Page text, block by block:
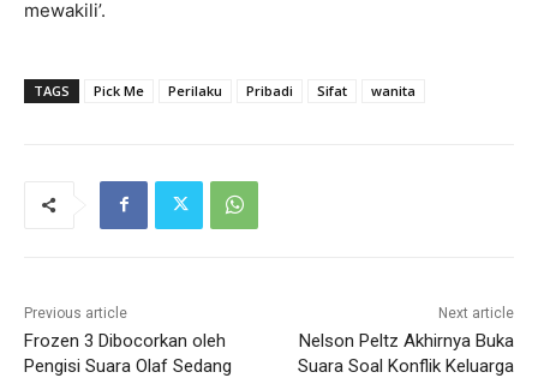
mewakili’.
TAGS Pick Me Perilaku Pribadi Sifat wanita
Previous article
Frozen 3 Dibocorkan oleh
Pengisi Suara Olaf Sedang
Next article
Nelson Peltz Akhirnya Buka
Suara Soal Konflik Keluarga